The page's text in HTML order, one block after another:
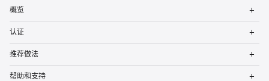
概览
认证
推荐做法
帮助和支持